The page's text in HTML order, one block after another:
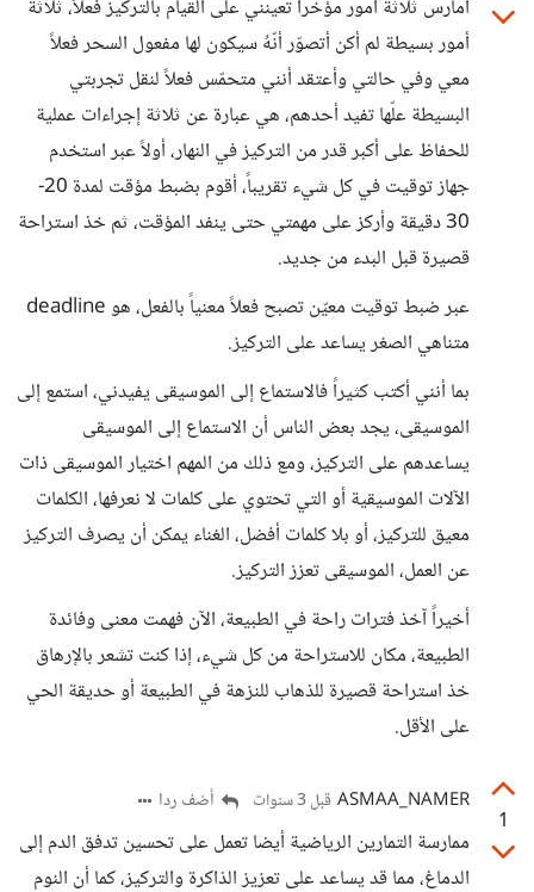
أمارس ثلاثة أمور مؤخراً تعينني على القيام بالتركيز فعلاً، ثلاثة
أمور بسيطة لم أكن أتصوّر أنّهُ سيكون لها مفعول السحر فعلاً
معي وفي حالتي وأعتقد أنني متحمّس فعلاً لنقل تجربتي
البسيطة علّها تفيد أحدهم، هي عبارة عن ثلاثة إجراءات عملية
للحفاظ على أكبر قدر من التركيز في النهار، أولاً عبر استخدم
جهاز توقيت في كل شيء تقريباً، أقوم بضبط مؤقت لمدة 20-
30 دقيقة وأركز على مهمتي حتى ينفد المؤقت، ثم خذ استراحة
قصيرة قبل البدء من جديد.
عبر ضبط توقيت معيّن تصبح فعلاً معنياً بالفعل، هو deadline
متناهي الصغر يساعد على التركيز.
بما أنني أكتب كثيراً فالاستماع إلى الموسيقى يفيدني، استمع إلى
الموسيقى، يجد بعض الناس أن الاستماع إلى الموسيقى
يساعدهم على التركيز، ومع ذلك من المهم اختيار الموسيقى ذات
الآلات الموسيقية أو التي تحتوي على كلمات لا نعرفها، الكلمات
معيق للتركيز، أو بلا كلمات أفضل، الغناء يمكن أن يصرف التركيز
عن العمل، الموسيقى تعزز التركيز.
أخيراً آخذ فترات راحة في الطبيعة، الآن فهمت معنى وفائدة
الطبيعة، مكان للاستراحة من كل شيء، إذا كنت تشعر بالإرهاق
خذ استراحة قصيرة للذهاب للنزهة في الطبيعة أو حديقة الحي
على الأقل.
1
ASMAA_NAMER قبل 3 سنوات أضف ردا
ممارسة التمارين الرياضية أيضا تعمل على تحسين تدفق الدم إلى
الدماغ، مما قد يساعد على تعزيز الذاكرة والتركيز، كما أن النوم